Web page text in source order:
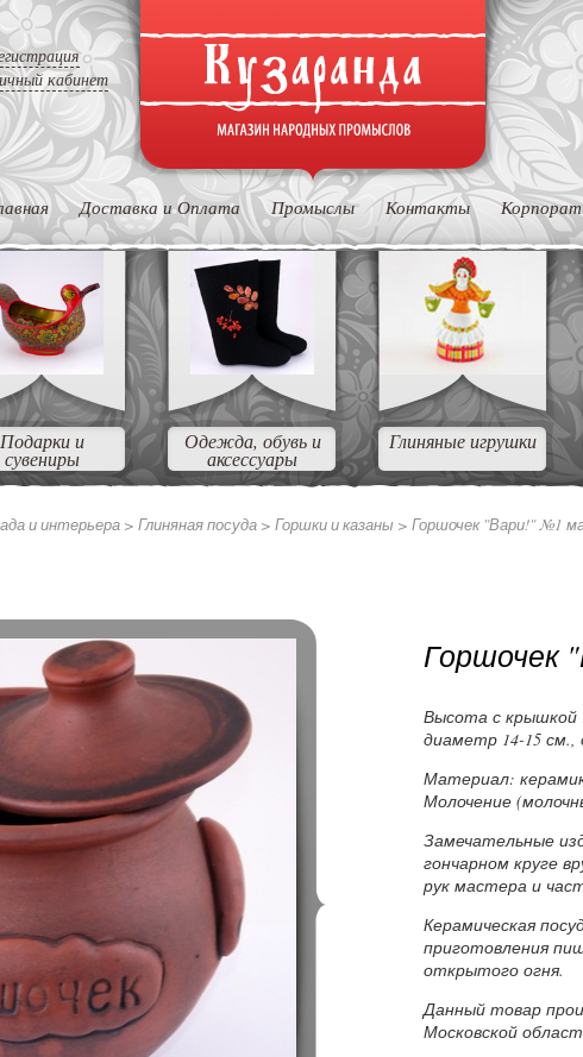
кабинет
Доставка и Оплата Промыслы Контакты
Подарки и
сувениры
Одежда, обувь и
аксессуары
Глиняные игрушки
и интерьера > Глиняная посуда > Горшки и казаны > Горшочек "Вари!" №1
Горшочек
Высота с крышкой
диаметр 14-15 см.,
Материал:
Молочение
Замечательные
гончарном круге
рук мастера и
Керамическая
приготовления
открытого огня.
Данный товар
Московской